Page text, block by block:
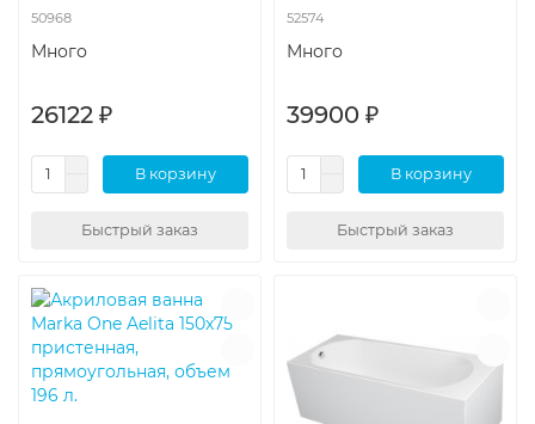
50968
Много
26122 ₽
В корзину
Быстрый заказ
52574
Много
39900 ₽
В корзину
Быстрый заказ